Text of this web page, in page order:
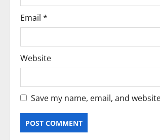
Email *
Website
Save my name, email, and